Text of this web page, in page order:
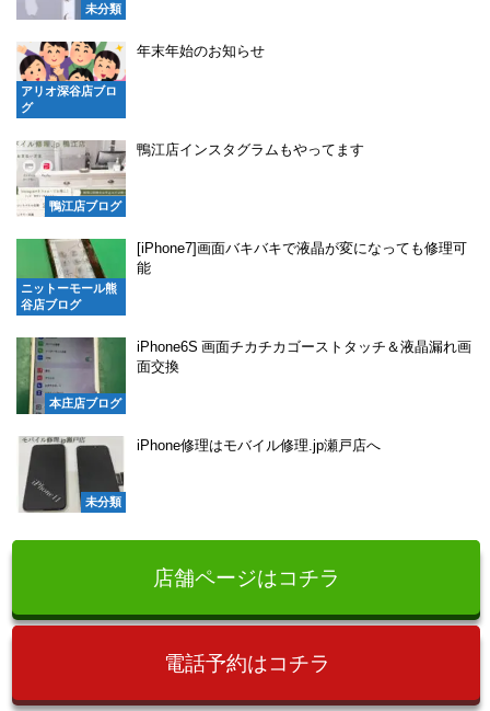
未分類
アリオ深谷店ブロ
グ
年末年始のお知らせ
鴨江店ブログ
鴨江店インスタグラムもやってます
ニットーモール熊
谷店ブログ
[iPhone7]画面バキバキで液晶が変になっても修理可
能
本庄店ブログ
iPhone6S 画面チカチカゴーストタッチ＆液晶漏れ画
面交換
未分類
iPhone修理はモバイル修理.jp瀬戸店へ
店舗ページはコチラ
電話予約はコチラ